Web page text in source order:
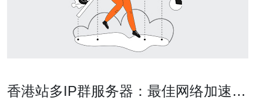
香港站多IP群服务器：最佳网络加速选